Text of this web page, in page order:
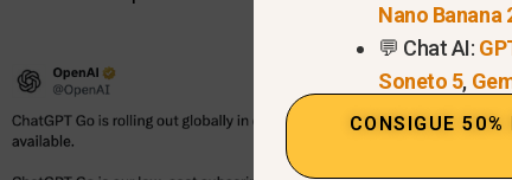
Nano Banana
💬 Chat AI:
Soneto 5,
CONSIGUE